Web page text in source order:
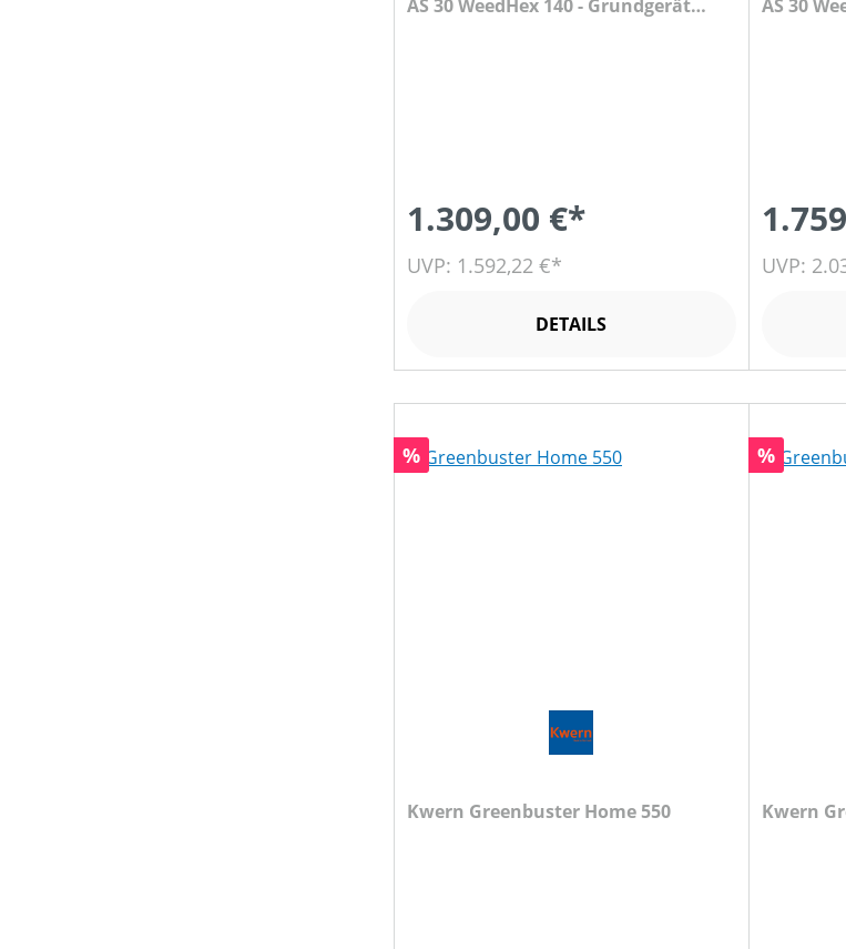
AS 30 WeedHex 140 - Grundgerät
1.309,00 €*
UVP: 1.592,22 €*
DETAILS
AS 30
UVP:
Rabatt
%
Kwern Greenbuster Home 550
Rabatt
%
Kwern